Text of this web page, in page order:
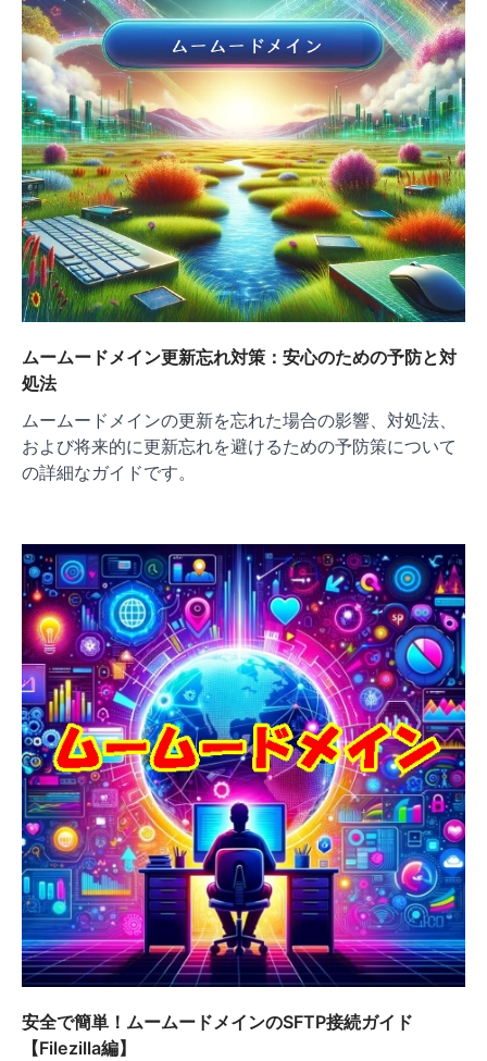
ムームードメイン更新忘れ対策：安心のための予防と対
処法
ムームードメインの更新を忘れた場合の影響、対処法、
および将来的に更新忘れを避けるための予防策について
の詳細なガイドです。
安全で簡単！ムームードメインのSFTP接続ガイド
【Filezilla編】